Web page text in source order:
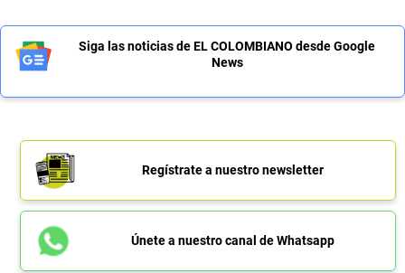
Siga las noticias de EL COLOMBIANO desde Google
News
Regístrate a nuestro newsletter
Únete a nuestro canal de Whatsapp